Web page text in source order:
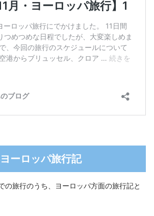
ーロッパ旅行記
の旅行のうち、ヨーロッパ方面の旅行記と